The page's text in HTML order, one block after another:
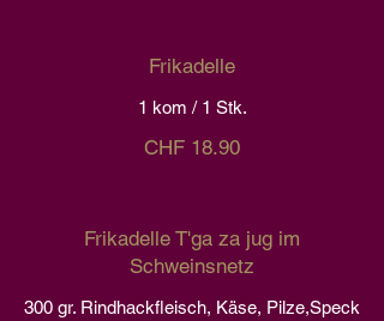
Frikadelle
1 kom / 1 Stk.
CHF 18.90
Frikadelle T'ga za jug im
Schweinsnetz
300 gr. Rindhackfleisch, Käse, Pilze,Speck